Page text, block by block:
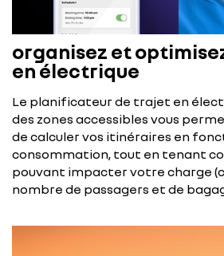
organisez et
en électrique
Le planificateur de trajet en
des zones accessibles vous
de calculer vos itinéraires en
consommation, tout en tenant
pouvant impacter votre charge
nombre de passagers et de